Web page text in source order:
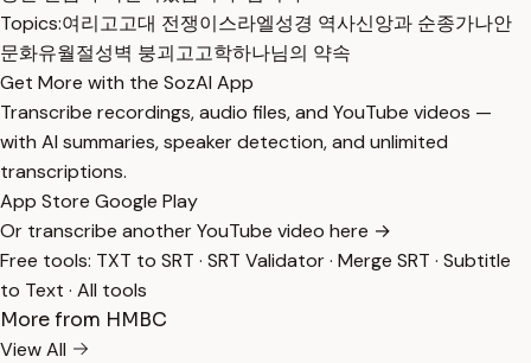
Topics:여리고고대 전쟁이스라엘성경 역사신앙과 순종가나안
문화유월절성벽 붕괴고고학하나님의 약속
Get More with the SozAI App
Transcribe recordings, audio files, and YouTube videos —
with AI summaries, speaker detection, and unlimited
transcriptions.
App Store Google Play
Or transcribe another YouTube video here →
Free tools: TXT to SRT · SRT Validator· Merge SRT · Subtitle
to Text · All tools
More from HMBC
View All